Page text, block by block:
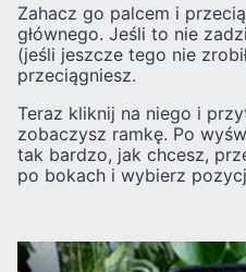
Zahacz go palcem i
głównego. Jeśli to nie
(jeśli jeszcze tego nie
przeciągniesz.
Teraz kliknij na niego i
zobaczysz ramkę. Po
tak bardzo, jak chcesz,
po bokach i wybierz